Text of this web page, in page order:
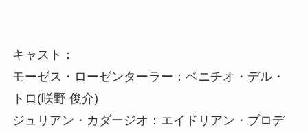
キャスト：
モーゼス・ローゼンターラー：ベニチオ・デル・
トロ(咲野 俊介)
ジュリアン・カダージオ：エイドリアン・ブロデ